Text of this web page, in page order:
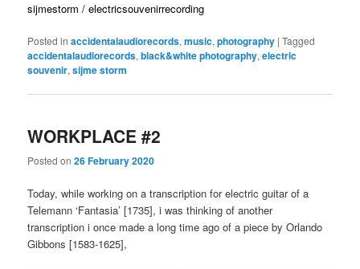
sijmestorm / electricsouvenirrecording
Posted in accidentalaudiorecords,music,photography |Tagged
accidentalaudiorecords,black&white photography,electric
souvenir,sijme storm
WORKPLACE #2
Posted on26 February 2020
Today, while working on a transcription for electric guitar of a
Telemann ‘Fantasia’ [1735], i was thinking of another
transcription i once made a long time ago of a piece by Orlando
Gibbons [1583-1625],